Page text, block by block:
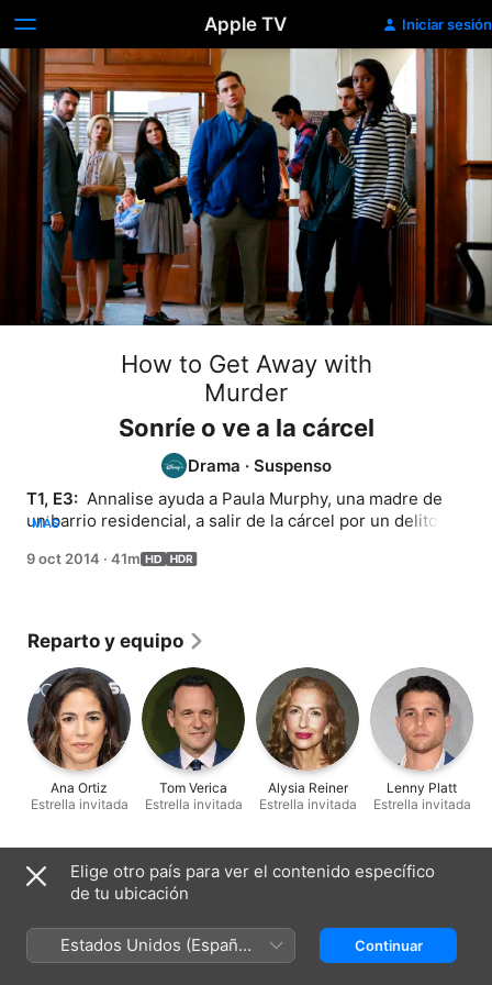
Apple TV Iniciar sesión
How to Get Away with
Murder
Sonríe o ve a la cárcel
Drama · Suspenso
T1, E3: Annalise ayuda a Paula Murphy, una madre de
un barrio residencial, a salir de la cárcel por un delito
FBI vuelve a detenerla por un delito grave de asesinato.
sospechoso del caso. La Universidad de Middleton le
pide a Annalise que represente a Griffin O'Reilly, el
mariscal de campo estrella relacionado con la
desaparición de Lila, pero ella es incapaz de tomar una
decisión hasta saber que Sam no está implicado en el
caso.
MÁS
9 oct 2014 · 41m
Reparto y equipo
Ana Ortiz
Estrella invitada
Tom Verica
Estrella invitada
Alysia Reiner
Estrella invitada
Lenny Platt
Estrella invitada
Lanzamiento
Duración
41 min
Elige otro país para ver el contenido específico
de tu ubicación
Estados Unidos (Español
México)
Continuar